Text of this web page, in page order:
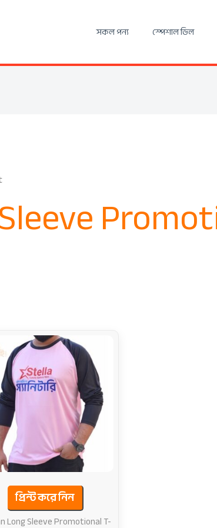
সকল পন্য স্পেশাল ডিল
প্রিন্ট করে নিন
Long Sleeve Promotional T-